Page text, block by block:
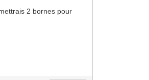
2 bornes pour